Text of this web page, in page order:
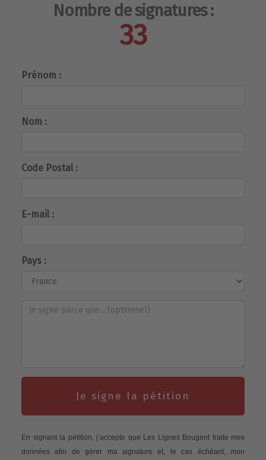
Nombre de signatures :
33
Prénom :
Nom :
Code Postal :
E-mail :
Pays :
Je signe la pétition
En signant la pétition, j’accepte que Les Lignes Bougent traite mes
données afin de gérer ma signature et, le cas échéant, mon